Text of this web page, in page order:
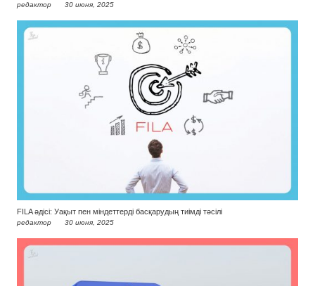
редактор 30 июня, 2025
FILA әдісі: Уақыт пен міндеттерді басқарудың тиімді тәсілі
редактор 30 июня, 2025